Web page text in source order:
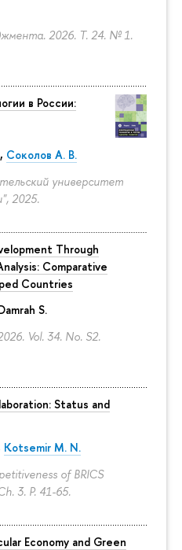
2026. Т. 24. № 1.
в России:
, Соколов А. В.
университет
2025.
Through
Comparative
Countries
S.
Vol. 34. No. S2.
Status and
Kotsemir M. N.
of BRICS
3. P. 41-65.
Economy and Green